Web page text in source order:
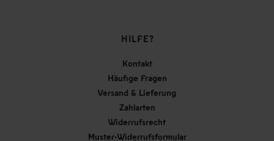
HILFE?
Kontakt
Häufige Fragen
Versand & Lieferung
Zahlarten
Widerrufsrecht
Muster-Widerrufsformular